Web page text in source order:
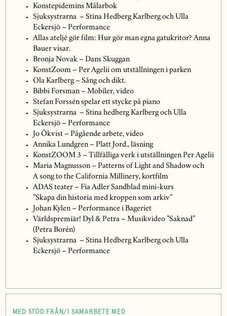
Konstepidemins Målarbok
Sjuksystrarna – Stina Hedberg Karlberg och Ulla
Eckersjö – Performance
Allas ateljé gör film: Hur gör man egna gatukritor? Anna
Bauer visar.
Bronja Novak – Dans Skuggan
KonstZoom – Per Agelii om utställningen i parken
Ola Karlberg – Sång och dikt.
Bibbi Forsman – Mobiler, video
Stefan Forssén spelar ett stycke på piano
Sjuksystrarna – Stina hedberg Karlberg och Ulla
Eckersjö – Performance
Jo Ökvist – Pågående arbete, video
Annika Lundgren – Platt Jord., läsning
KonstZOOM 3 – Tillfälliga verk i utställningen Per Agelii
Maria Magnusson – Patterns of Light and Shadow och
A song to the California Millinery, kortfilm
ADAS teater – Fia Adler Sandblad mini-kurs
”Skapa din historia med kroppen som arkiv”
Johan Kylen – Performance i Bageriet
Världspremiär! Dyl & Petra – Musikvideo ”Saknad”
(Petra Borén)
Sjuksystrarna – Stina Hedberg Karlberg och Ulla
Eckersjö – Performance
MED STÖD FRÅN/I SAMARBETE MED